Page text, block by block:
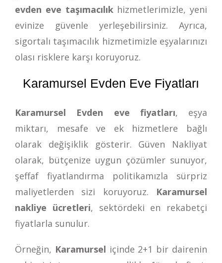
evden eve taşımacılıkhizmetlerimizle, yeni
evinize güvenle yerleşebilirsiniz. Ayrıca,
sigortalı taşımacılık hizmetimizle eşyalarınızı
olası risklere karşı koruyoruz.
Karamursel Evden Eve Fiyatları
Karamursel Evden eve fiyatları, eşya
miktarı, mesafe ve ek hizmetlere bağlı
olarak değişiklik gösterir. Güven Nakliyat
olarak, bütçenize uygun çözümler sunuyor,
şeffaf fiyatlandırma politikamızla sürpriz
maliyetlerden sizi koruyoruz. Karamursel
nakliye ücretleri, sektördeki en rekabetçi
fiyatlarla sunulur.
Örneğin, Karamursel içinde 2+1 bir dairenin